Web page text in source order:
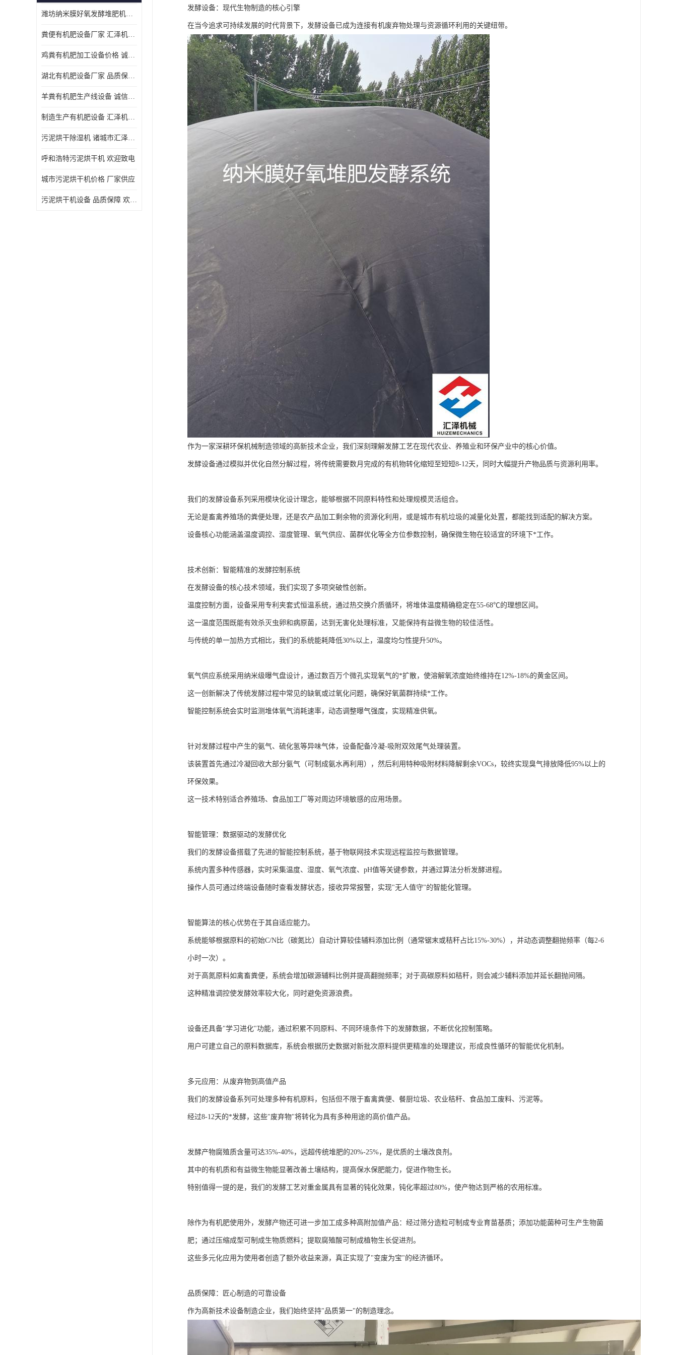
潍坊纳米膜好氧发酵堆肥机定制
粪便有机肥设备厂家 汇泽机械 免费报价
鸡粪有机肥加工设备价格 诚信卖家 致电了解
湖北有机肥设备厂家 品质保障 欢迎咨询
羊粪有机肥生产线设备 诚信卖家 致电了解
制造生产有机肥设备 汇泽机械 免费报价
污泥烘干除湿机 诸城市汇泽机械有限公司
呼和浩特污泥烘干机 欢迎致电
城市污泥烘干机价格 厂家供应
污泥烘干机设备 品质保障 欢迎咨询
发酵设备：现代生物制造的核心引擎
在当今追求可持续发展的时代背景下，发酵设备已成为连接有机废弃物处理与资源循环利用的关键纽带。
作为一家深耕环保机械制造领域的高新技术企业，我们深刻理解发酵工艺在现代农业、养殖业和环保产业中的核心价值。
发酵设备通过模拟并优化自然分解过程，将传统需要数月完成的有机物转化缩短至短短8-12天，同时大幅提升产物品质与资源利用率。
我们的发酵设备系列采用模块化设计理念，能够根据不同原料特性和处理规模灵活组合。
无论是畜禽养殖场的粪便处理，还是农产品加工剩余物的资源化利用，或是城市有机垃圾的减量化处置，都能找到适配的解决方案。
设备核心功能涵盖温度调控、湿度管理、氧气供应、菌群优化等全方位参数控制，确保微生物在较适宜的环境下*工作。
技术创新：智能精准的发酵控制系统
在发酵设备的核心技术领域，我们实现了多项突破性创新。
温度控制方面，设备采用专利夹套式恒温系统，通过热交换介质循环，将堆体温度精确稳定在55-68℃的理想区间。
这一温度范围既能有效杀灭虫卵和病原菌，达到无害化处理标准，又能保持有益微生物的较佳活性。
与传统的单一加热方式相比，我们的系统能耗降低30%以上，温度均匀性提升50%。
氧气供应系统采用纳米级曝气盘设计，通过数百万个微孔实现氧气的*扩散，使溶解氧浓度始终维持在12%-18%的黄金区间。
这一创新解决了传统发酵过程中常见的缺氧或过氧化问题，确保好氧菌群持续*工作。
智能控制系统会实时监测堆体氧气消耗速率，动态调整曝气强度，实现精准供氧。
针对发酵过程中产生的氨气、硫化氢等异味气体，设备配备冷凝-吸附双效尾气处理装置。
该装置首先通过冷凝回收大部分氨气（可制成氨水再利用），然后利用特种吸附材料降解剩余VOCs，较终实现臭气排放降低95%以上的
环保效果。
这一技术特别适合养殖场、食品加工厂等对周边环境敏感的应用场景。
智能管理：数据驱动的发酵优化
我们的发酵设备搭载了先进的智能控制系统，基于物联网技术实现远程监控与数据管理。
系统内置多种传感器，实时采集温度、湿度、氧气浓度、pH值等关键参数，并通过算法分析发酵进程。
操作人员可通过终端设备随时查看发酵状态，接收异常报警，实现"无人值守"的智能化管理。
智能算法的核心优势在于其自适应能力。
系统能够根据原料的初始C/N比（碳氮比）自动计算较佳辅料添加比例（通常锯末或秸秆占比15%-30%），并动态调整翻抛频率（每2-6
小时一次）。
对于高氮原料如禽畜粪便，系统会增加碳源辅料比例并提高翻抛频率；对于高碳原料如秸秆，则会减少辅料添加并延长翻抛间隔。
这种精准调控使发酵效率较大化，同时避免资源浪费。
设备还具备"学习进化"功能，通过积累不同原料、不同环境条件下的发酵数据，不断优化控制策略。
用户可建立自己的原料数据库，系统会根据历史数据对新批次原料提供更精准的处理建议，形成良性循环的智能优化机制。
多元应用：从废弃物到高值产品
我们的发酵设备系列可处理多种有机原料，包括但不限于畜禽粪便、餐厨垃圾、农业秸秆、食品加工废料、污泥等。
经过8-12天的*发酵，这些"废弃物"将转化为具有多种用途的高价值产品。
发酵产物腐殖质含量可达35%-40%，远超传统堆肥的20%-25%，是优质的土壤改良剂。
其中的有机质和有益微生物能显著改善土壤结构，提高保水保肥能力，促进作物生长。
特别值得一提的是，我们的发酵工艺对重金属具有显著的钝化效果，钝化率超过80%，使产物达到严格的农用标准。
除作为有机肥使用外，发酵产物还可进一步加工成多种高附加值产品：经过筛分造粒可制成专业育苗基质；添加功能菌种可生产生物菌
肥；通过压缩成型可制成生物质燃料；提取腐殖酸可制成植物生长促进剂。
这些多元化应用为使用者创造了额外收益来源，真正实现了"变废为宝"的经济循环。
品质保障：匠心制造的可靠设备
作为高新技术设备制造企业，我们始终坚持"品质第一"的制造理念。